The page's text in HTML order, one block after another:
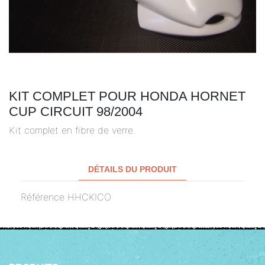
KIT COMPLET POUR HONDA HORNET
CUP CIRCUIT 98/2004
Kit complet en fibre de verre.
DÉTAILS DU PRODUIT
Référence HHCKICO